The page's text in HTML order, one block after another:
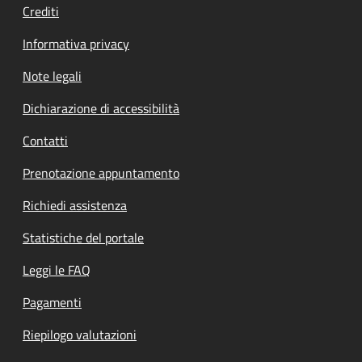
Crediti
Informativa privacy
Note legali
Dichiarazione di accessibilità
Contatti
Prenotazione appuntamento
Richiedi assistenza
Statistiche del portale
Leggi le FAQ
Pagamenti
Riepilogo valutazioni